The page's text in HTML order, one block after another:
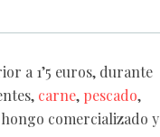
a 1’5 euros, durante
carne, pescado,
comercializado y